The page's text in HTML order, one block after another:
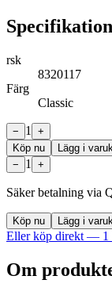
rsk
8320117
Färg
Classic
− 1
+
Köp nu
Lägg i
−
1 +
Säker betalning via
Köp nu Lägg i
Eller köp direkt — 1
Om